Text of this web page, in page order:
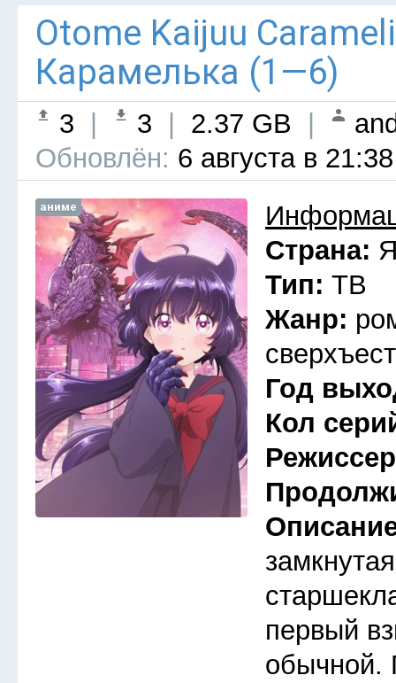
Otome Kaijuu
Карамелька (1—6)
3 3 2.37 GB
Обновлён: 6 августа в 21:38
аниме
Страна:
Тип: ТВ
Жанр:
Год
Кол
первый
обычной.